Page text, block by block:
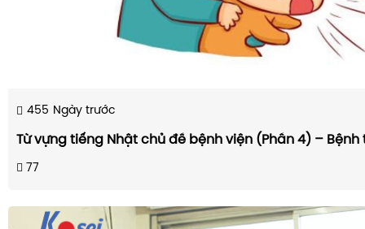
455 Ngày trước
Từ vựng tiếng Nhật chủ đề bệnh viện (Phần 4) – Bệnh
77